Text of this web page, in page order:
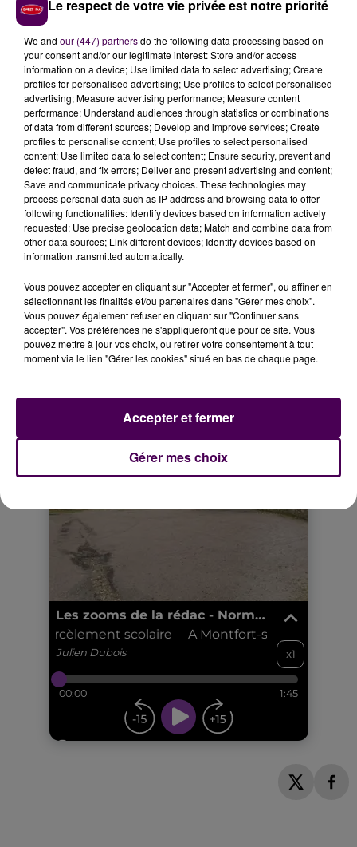
Cette action suffira-t-elle à rétablir le calme au sein
de l'école ? Rien n'est moins sûr pour Jennifer Chastel,
selon laquelle le problème ne concerne pas
uniquement le temps du midi, et dénonce une
passivité des services de l'Education nationale face
aux alertes répétées :"Il n'y a jamais personne quand
on y va, il faut qu'on écrive des mails, ils sont déjà
venus une fois.Et bien on bloquera l'école tant que
ça ne cessera pas. On nous dit qu'on ne peut pas
exclure un enfant de l'établissement, mais à un
moment nos enfants ne sont pas là pour subir, donc
la solution il faut qu'on la trouve très vite". Il est
toutefois possible de faire changer d'école un élève
perturbateur. Le maire nous annonce être en relation
avec le sous-préfet de l'Eure, à ce sujet.
Le respect de votre vie privée est notre priorité
We and our (447) partnersdo the following data processing based on
your consent and/or our legitimate interest: Store and/or access
information on a device; Use limited data to select advertising; Create
profiles for personalised advertising; Use profiles to select personalised
advertising; Measure advertising performance; Measure content
performance; Understand audiences through statistics or combinations
of data from different sources; Develop and improve services; Create
profiles to personalise content; Use profiles to select personalised
content; Use limited data to select content; Ensure security, prevent and
detect fraud, and fix errors; Deliver and present advertising and content;
Save and communicate privacy choices. These technologies may
process personal data such as IP address and browsing data to offer
following functionalities: Identify devices based on information actively
requested; Use precise geolocation data; Match and combine data from
other data sources; Link different devices; Identify devices based on
information transmitted automatically.
Vous pouvez accepter en cliquant sur "Accepter et fermer", ou affiner en
sélectionnant les finalités et/ou partenaires dans "Gérer mes choix".
Vous pouvez également refuser en cliquant sur "Continuer sans
accepter". Vos préférences ne s'appliqueront que pour ce site. Vous
pouvez mettre à jour vos choix, ou retirer votre consentement à tout
moment via le lien "Gérer les cookies" situé en bas de chaque page.
Gérer mes choix
Accepter et fermer